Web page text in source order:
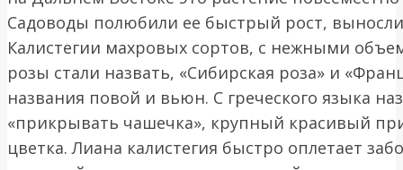
Садоводы полюбили ее быстрый рост,
Калистегии махровых сортов, с нежными
розы стали назвать, «Сибирская роза» и
названия повой и вьюн. С греческого языка
«прикрывать чашечка», крупный красивый
цветка. Лиана калистегия быстро оплетает